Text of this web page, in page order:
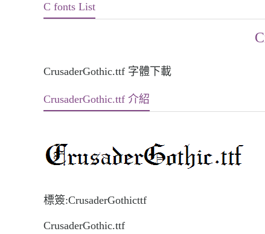
C fonts List
CrusaderGothic.ttf 字體下載
CrusaderGothic.ttf 介紹
標簽:CrusaderGothicttf
CrusaderGothic.ttf